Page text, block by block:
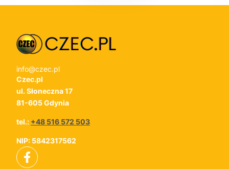
info@czec.pl
Czec.pl
ul. Słoneczna 17
81-605 Gdynia
tel.: +48 516 572 503
NIP: 5842317562